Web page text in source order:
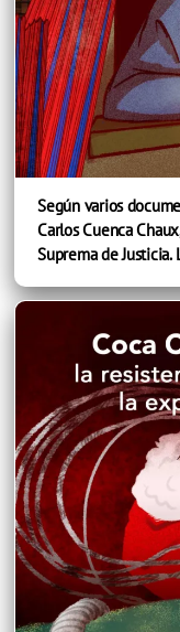
Según varios
Carlos Cuenca
Suprema de Justicia.